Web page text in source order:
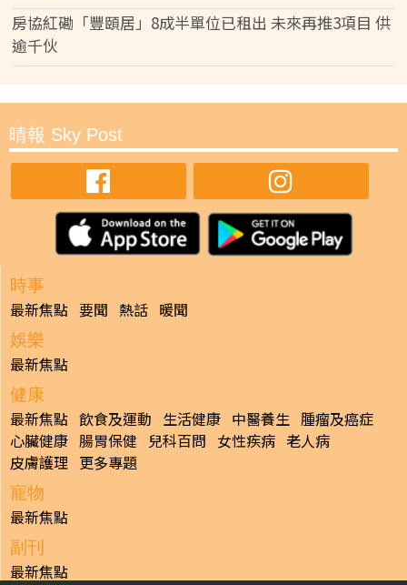
房協紅磡「豐頤居」8成半單位已租出 未來再推3項目 供
逾千伙
晴報 Sky Post
時事
最新焦點 要聞 熱話 暖聞
娛樂
最新焦點
健康
最新焦點 飲食及運動 生活健康 中醫養生 腫瘤及癌症
心臟健康 腸胃保健 兒科百問 女性疾病 老人病
皮膚護理 更多專題
寵物
最新焦點
副刊
最新焦點